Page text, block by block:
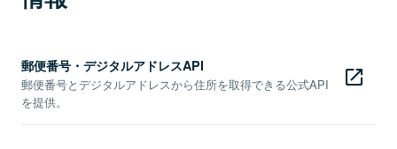
郵便番号・デジタルアドレスAPI
郵便番号とデジタルアドレスから住所を取得できる公式API
を提供。